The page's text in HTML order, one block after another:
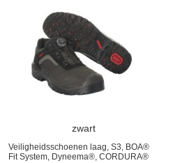
zwart
Veiligheidsschoenen laag, S3, BOA®
Fit System, Dyneema®, CORDURA®